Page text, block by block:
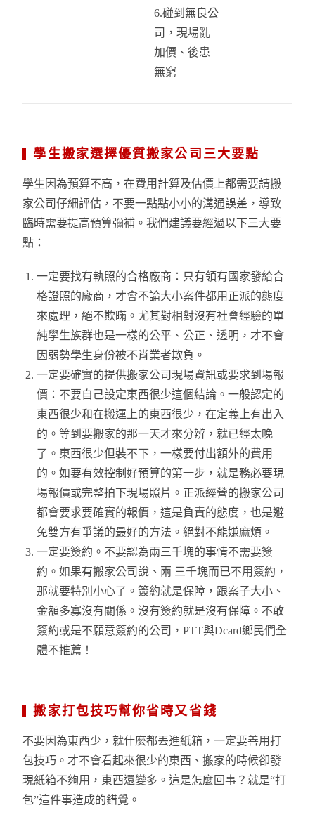
6.碰到無良公
司，現場亂
加價、後患
無窮
學生搬家選擇優質搬家公司三大要點
學生因為預算不高，在費用計算及估價上都需要請搬
家公司仔細評估，不要一點點小小的溝通誤差，導致
臨時需要提高預算彌補。我們建議要經過以下三大要
點：
一定要找有執照的合格廠商：只有領有國家發給合
格證照的廠商，才會不論大小案件都用正派的態度
來處理，絕不欺瞞。尤其對相對沒有社會經驗的單
純學生族群也是一樣的公平、公正、透明，才不會
因弱勢學生身份被不肖業者欺負。
一定要確實的提供搬家公司現場資訊或要求到場報
價：不要自己設定東西很少這個結論。一般認定的
東西很少和在搬運上的東西很少，在定義上有出入
的。等到要搬家的那一天才來分辨，就已經太晚
了。東西很少但裝不下，一樣要付出額外的費用
的。如要有效控制好預算的第一步，就是務必要現
場報價或完整拍下現場照片。正派經營的搬家公司
都會要求要確實的報價，這是負責的態度，也是避
免雙方有爭議的最好的方法。絕對不能嫌麻煩。
一定要簽約。不要認為兩三千塊的事情不需要簽
約。如果有搬家公司說、兩 三千塊而已不用簽約，
那就要特別小心了。簽約就是保障，跟案子大小、
金額多寡沒有關係。沒有簽約就是沒有保障。不敢
簽約或是不願意簽約的公司，PTT與Dcard鄉民們全
體不推薦！
搬家打包技巧幫你省時又省錢
不要因為東西少，就什麼都丟進紙箱，一定要善用打
包技巧。才不會看起來很少的東西、搬家的時候卻發
現紙箱不夠用，東西還變多。這是怎麼回事？就是“打
包”這件事造成的錯覺。